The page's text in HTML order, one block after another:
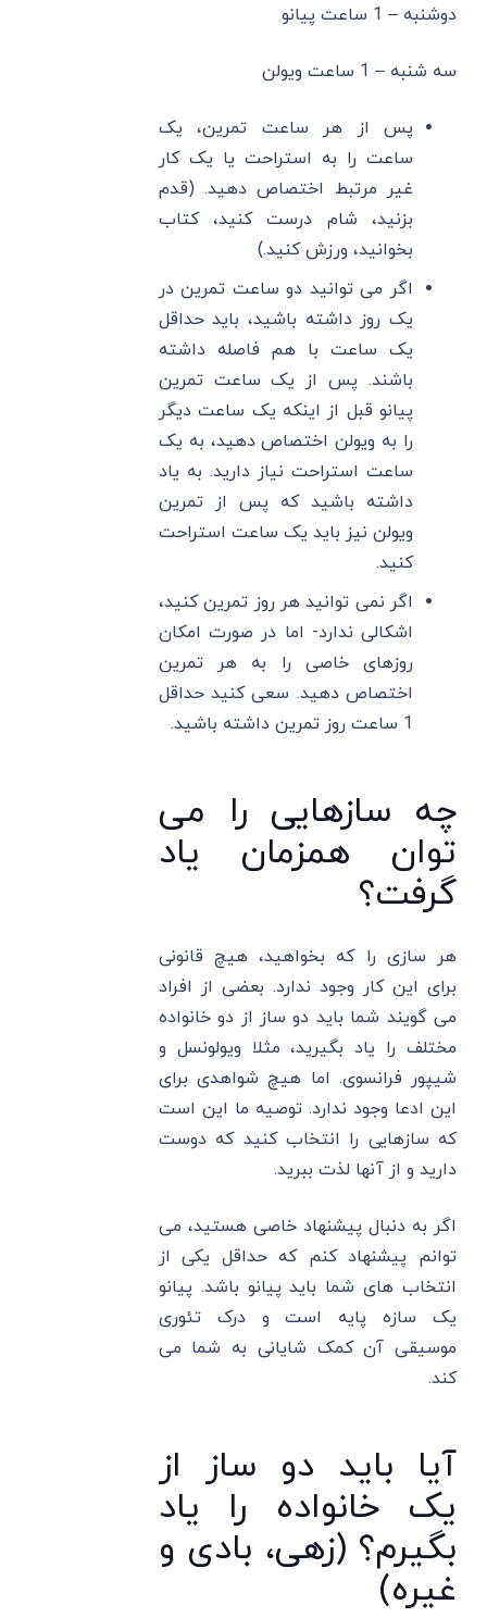
دوشنبه – 1 ساعت پیانو
سه شنبه – 1 ساعت ویولن
پس از هر ساعت تمرین، یک
ساعت را به استراحت یا یک کار
غیر مرتبط اختصاص دهید. (قدم
بزنید، شام درست کنید، کتاب
بخوانید، ورزش کنید.)
اگر می توانید دو ساعت تمرین در
یک روز داشته باشید، باید حداقل
یک ساعت با هم فاصله داشته
باشند. پس از یک ساعت تمرین
پیانو قبل از اینکه یک ساعت دیگر
را به ویولن اختصاص دهید، به یک
ساعت استراحت نیاز دارید. به یاد
داشته باشید که پس از تمرین
ویولن نیز باید یک ساعت استراحت
کنید.
اگر نمی توانید هر روز تمرین کنید،
اشکالی ندارد- اما در صورت امکان
روزهای خاصی را به هر تمرین
اختصاص دهید. سعی کنید حداقل
1 ساعت روز تمرین داشته باشید.
چه سازهایی را می
توان همزمان یاد
گرفت؟
هر سازی را که بخواهید، هیچ قانونی
برای این کار وجود ندارد. بعضی از افراد
می گویند شما باید دو ساز از دو خانواده
مختلف را یاد بگیرید، مثلا ویولونسل و
شیپور فرانسوی. اما هیچ شواهدی برای
این ادعا وجود ندارد. توصیه ما این است
که سازهایی را انتخاب کنید که دوست
دارید و از آنها لذت ببرید.
اگر به دنبال پیشنهاد خاصی هستید، می
توانم پیشنهاد کنم که حداقل یکی از
انتخاب های شما باید پیانو باشد. پیانو
یک سازه پایه است و درک تئوری
موسیقی آن کمک شایانی به شما می
کند.
آیا باید دو ساز از
یک خانواده را یاد
بگیرم؟ (زهی، بادی و
غیره)